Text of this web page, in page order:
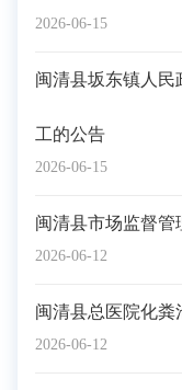
2026-06-15
2026-06-15
闽清县坂东镇人民
工的公告
2026-06-12
闽清县市场监督
2026-06-12
闽清县总医院化